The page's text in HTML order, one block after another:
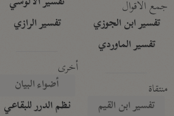
جمع الأقوال
تفسير ابن الجوزي
تفسير الماوردي
منتقاة
تفسير ابن القيم
تفسير الرازي
أخرى
أضواء البيان
نظم الدرر للبقاعي